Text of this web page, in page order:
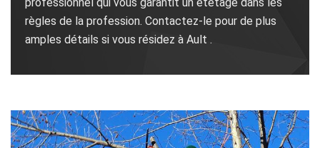
règles de la profession. Contactez-le pour de plus
amples détails si vous résidez à Ault .